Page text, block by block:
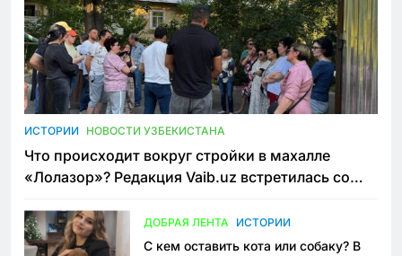
ИСТОРИИ НОВОСТИ УЗБЕКИСТАНА
Что происходит вокруг стройки в махалле
«Лолазор»? Редакция Vaib.uz встретилась со
ДОБРАЯ ЛЕНТА ИСТОРИИ
С кем оставить кота или собаку? В